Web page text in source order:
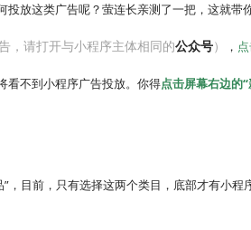
放这类广告呢？萤连长亲测了一把，这就带你
，请打开与小程序主体相同的公众号） ，
看不到小程序广告投放。你得点击屏幕右边的
，目前，只有选择这两个类目，底部才有小程